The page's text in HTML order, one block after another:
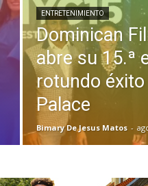
ENTRETENIMIENTO
Dominican
abre su 15.ª
rotundo éxito
Palace
Bimary De Jesus Matos -